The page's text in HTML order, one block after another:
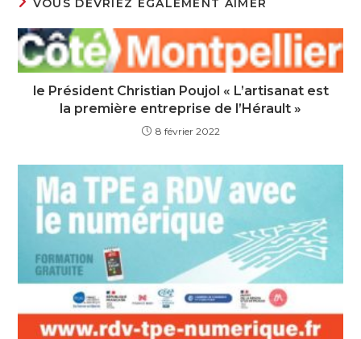
VOUS DEVRIEZ ÉGALEMENT AIMER
le Président Christian Poujol « L’artisanat est
la première entreprise de l’Hérault »
8 février 2022